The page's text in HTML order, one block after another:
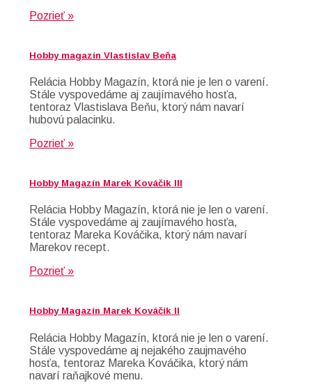
Pozrieť »
Hobby magazín Vlastislav Beňa
Relácia Hobby Magazín, ktorá nie je len o varení.
Stále vyspovedáme aj zaujímavého hosťa,
tentoraz Vlastislava Beňu, ktorý nám navarí
hubovú palacinku.
Pozrieť »
Hobby Magazín Marek Kováčik III
Relácia Hobby Magazín, ktorá nie je len o varení.
Stále vyspovedáme aj zaujímavého hosťa,
tentoraz Mareka Kováčika, ktorý nám navarí
Marekov recept.
Pozrieť »
Hobby Magazín Marek Kováčik II
Relácia Hobby Magazín, ktorá nie je len o varení.
Stále vyspovedáme aj nejakého zaujmavého
hosťa, tentoraz Mareka Kováčika, ktorý nám
navarí raňajkové menu.